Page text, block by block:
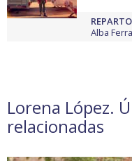
REPARTO
Alba
Lorena López.
relacionadas